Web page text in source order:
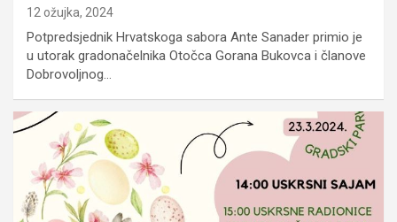
12 ožujka, 2024
Potpredsjednik Hrvatskoga sabora Ante Sanader primio je
u utorak gradonačelnika Otočca Gorana Bukovca i članove
Dobrovoljnog…